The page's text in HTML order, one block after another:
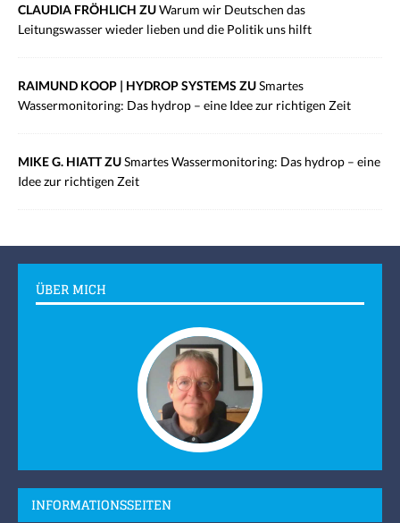
CLAUDIA FRÖHLICH ZUWarum wir Deutschen das
Leitungswasser wieder lieben und die Politik uns hilft
RAIMUND KOOP | HYDROP SYSTEMS ZUSmartes
Wassermonitoring: Das hydrop – eine Idee zur richtigen Zeit
MIKE G. HIATT ZUSmartes Wassermonitoring: Das hydrop – eine
Idee zur richtigen Zeit
ÜBER MICH
INFORMATIONSSEITEN